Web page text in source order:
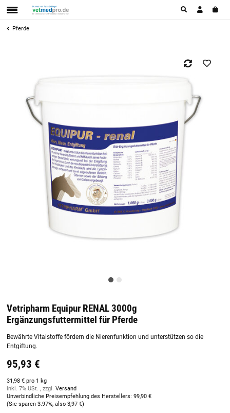
Pferde
Vetripharm Equipur RENAL 3000g
Ergänzungsfuttermittel für Pferde
Bewährte Vitalstoffe fördern die Nierenfunktion und unterstützen so die
Entgiftung.
95,93 €
31,98 € pro 1 kg
inkl. 7% USt. , zzgl. Versand
Unverbindliche Preisempfehlung des Herstellers: 99,90 €
(Sie sparen 3.97%, also 3,97 €)